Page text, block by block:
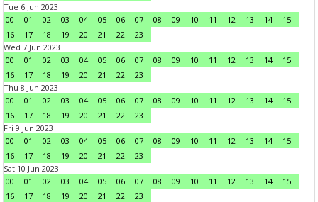
Tue 6 Jun 2023
00
01 02 03 04 05 06 07 08 09 10 11 12 13 14
15
16
17 18 19 20 21 22
23
Wed 7 Jun 2023
00
01 02 03 04 05 06 07 08 09 10 11 12 13 14
15
16
17 18 19 20 21 22
23
Thu 8 Jun 2023
00
01 02 03 04 05 06 07 08 09 10 11 12 13 14
15
16
17 18 19 20 21 22
23
Fri 9 Jun 2023
00
01 02 03 04 05 06 07 08 09 10 11 12 13 14
15
16
17 18 19 20 21 22
23
Sat 10 Jun 2023
00
01 02 03 04 05 06 07 08 09 10 11 12 13 14
15
16
17 18 19 20 21 22
23